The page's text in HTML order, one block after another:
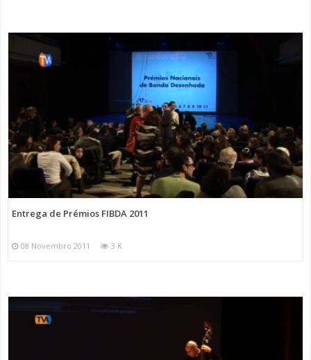
Entrega de Prémios FIBDA 2011
08 Novembro 2011 3 K